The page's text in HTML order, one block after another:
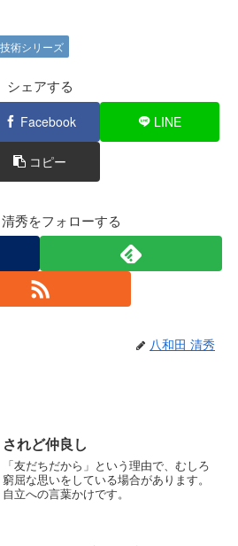
術シリーズ
シェアする
Facebook LINE
コピー
秀をフォローする
八和田 清秀
されど仲良し
「友だちだから」という理由で、むしろ
窮屈な思いをしている場合があります。
自立への言葉かけです。